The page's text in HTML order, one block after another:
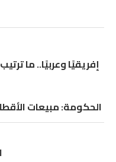
إفريقيًا وعربيًا.. ما
الحكومة: مبيعات الأقطان